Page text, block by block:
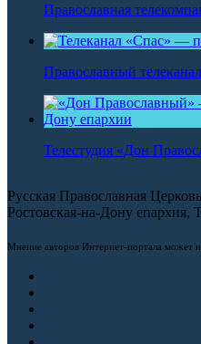
Православная
Православный
Телестудия «Дон
Русская Православная
Ростовская-на-Дону епархия,
Мнение авторов Интернет-портала может